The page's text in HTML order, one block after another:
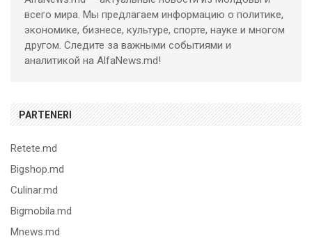
всего мира. Мы предлагаем информацию о политике,
экономике, бизнесе, культуре, спорте, науке и многом
другом. Следите за важными событиями и
аналитикой на AlfaNews.md!
PARTENERI
Retete.md
Bigshop.md
Culinar.md
Bigmobila.md
Mnews.md